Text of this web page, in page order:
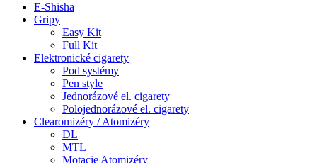
E-Shisha
Gripy
Easy Kit
Full Kit
Elektronické cigarety
Pod systémy
Pen style
Jednorázové el. cigarety
Polojednorázové el. cigarety
Clearomizéry / Atomizéry
DL
MTL
Motacie Atomizéry